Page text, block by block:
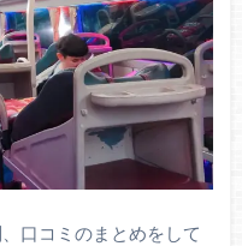
口コミのまとめをして